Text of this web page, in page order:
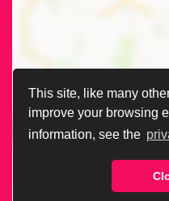
This site, like many
improve your browsing
information, see the